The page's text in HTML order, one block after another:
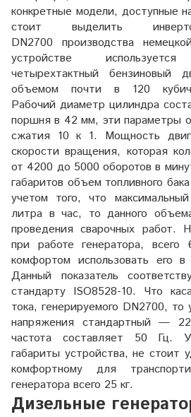
конкретные модели, доступные
стоит выделить
DN2700 производства
устройстве используется
четырехтактный бензиновый
объемом почти в 120
Рабочий диаметр цилиндра
поршня в 42 мм, эти параметры
сжатия 10 к 1. Мощность
скорости вращения, которая
от 4200 до 5000 оборотов в
габаритов объем топливного
учетом того, что
литра в час, то данного
проведения сварочных работ.
при работе генератора,
комфортом использовать его
Данный показатель
стандарту ISO8528-10. Что
тока, генерируемого DN2700, то
напряжения стандартный —
частота составляет 50 Гц.
габариты устройства, не стоит
комфортному для
генератора всего 25 кг.
Дизельные